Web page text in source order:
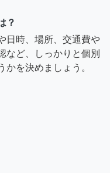
？
日時、場所、交通費や
など、しっかりと個別
を決めましょう。